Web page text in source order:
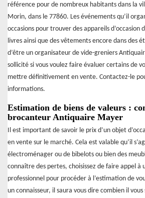
référence pour de nombreux habitants dans la
Morin, dans le 77860. Les événements qu’il
occasions pour trouver des appareils d’occasion
livres ainsi que des vêtements encore dans des
d’être un organisateur de vide-greniers
sollicité si vous voulez faire évaluer certains de
mettre définitivement en vente. Contactez-le
informations.
Estimation de biens de valeurs :
brocanteur Antiquaire Mayer
Il est important de savoir le prix d’un objet
en vente sur le marché. Cela est valable qu’il
électroménager ou de bibelots ou bien des
connaître des pertes, choisissez de faire appel à
professionnel pour procéder à l’estimation de
un connaisseur, il saura vous dire combien il